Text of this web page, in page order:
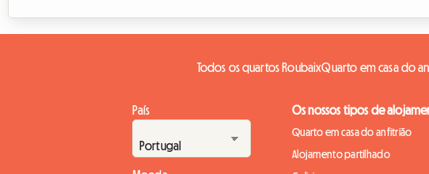
Todos os quartos RoubaixQuarto em casa do
País Os nossos tipos de
Quarto em casa do anfitrião
Alojamento partilhado